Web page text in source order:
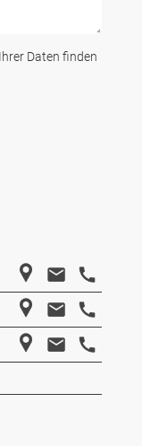
Daten finden